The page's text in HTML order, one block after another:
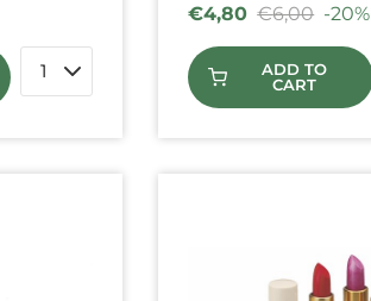
€4,80 €6,00 -20%
ADD TO
CART